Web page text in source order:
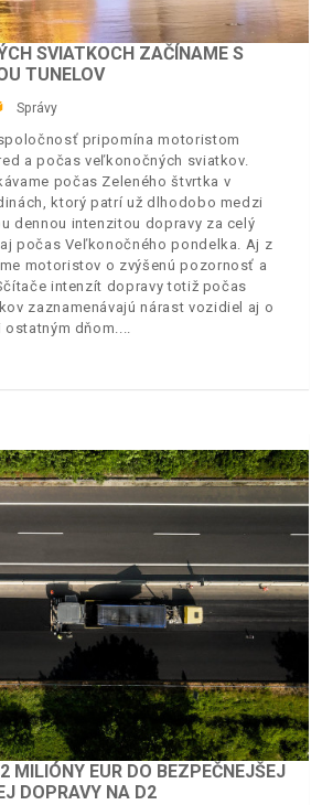
SVIATKOCH ZAČÍNAME S
TUNELOV
Správy
pripomína motoristom
a počas veľkonočných sviatkov.
počas Zeleného štvrtka v
ktorý patrí už dlhodobo medzi
dennou intenzitou dopravy za celý
počas Veľkonočného pondelka. Aj z
motoristov o zvýšenú pozornosť a
intenzít dopravy totiž počas
zaznamenávajú nárast vozidiel aj o
dňom.
MILIÓNY EUR DO BEZPEČNEJŠEJ
DOPRAVY NA D2